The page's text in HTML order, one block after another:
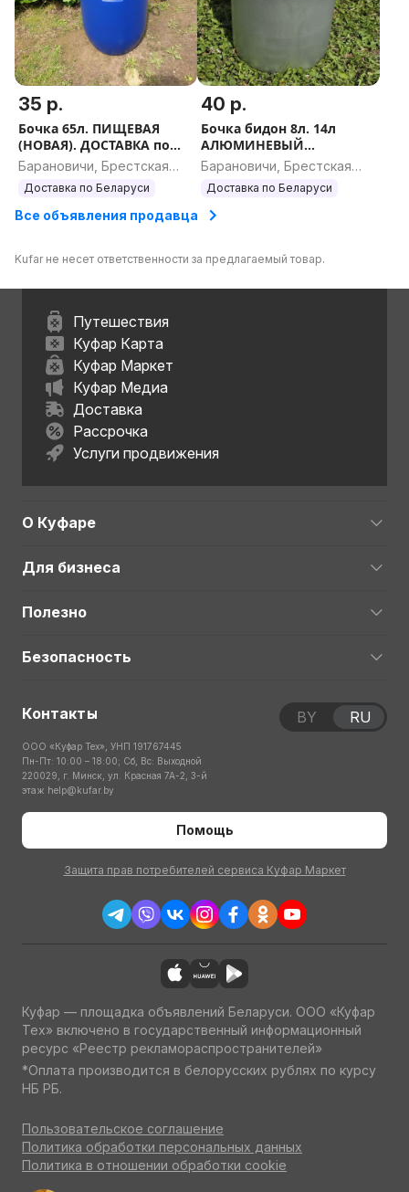
35 р.
Бочка 65л. ПИЩЕВАЯ
(НОВАЯ). ДОСТАВКА по
Беларуси. Вышлю
ЕВРОпочтой / Почтой.
Барановичи, Брестская
область
Доставка по Беларуси
40 р.
Бочка бидон 8л. 14л
АЛЮМИНЕВЫЙ
ПИЩЕВОЙ (АБСОЛЮТНО
НОВЫЙ). ДОСТАВКА по
Беларуси. Вышлю
ЕВРОПОЧТОЙ.
Барановичи, Брестская
область
Доставка по Беларуси
Все объявления продавца
Kufar не несет ответственности за предлагаемый товар.
Путешествия
Куфар Карта
Куфар Маркет
Куфар Медиа
Доставка
Рассрочка
Услуги продвижения
О Куфаре
Для бизнеса
Полезно
Безопасность
Контакты
ООО «Куфар Тех», УНП 191767445
Пн-Пт: 10:00 – 18:00; Сб, Вс: Выходной
220029, г. Минск, ул. Красная 7А-2, 3-й
этаж help@kufar.by
Помощь
Защита прав потребителей сервиса Куфар Маркет
BY RU
Куфар — площадка объявлений Беларуси. ООО «Куфар
Тех» включено в государственный информационный
ресурс «Реестр рекламораспространителей»
*Оплата производится в белорусских рублях по курсу
НБ РБ.
Пользовательское соглашение
Политика обработки персональных данных
Политика в отношении обработки cookie